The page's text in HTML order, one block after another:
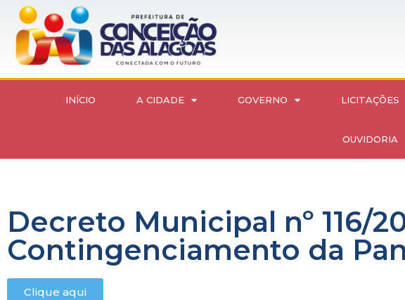
INÍCIO A CIDADE GOVERNO LICITAÇÕES
OUVIDORIA
Decreto Municipal nº 116/
Contingenciamento da
Clique aqui